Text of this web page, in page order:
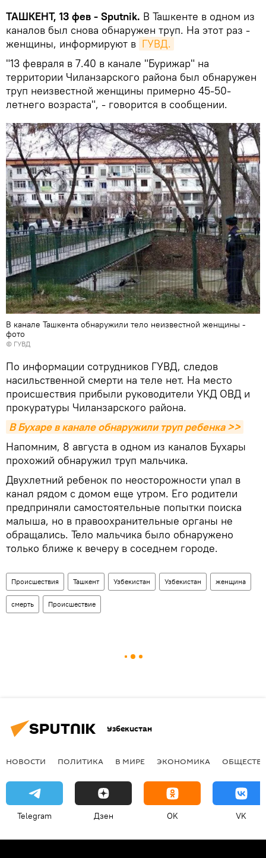
ТАШКЕНТ, 13 фев - Sputnik. В Ташкенте в одном из
каналов был снова обнаружен труп. На этот раз -
женщины, информируют в ГУВД.
"13 февраля в 7.40 в канале "Бурижар" на
территории Чиланзарского района был обнаружен
труп неизвестной женщины примерно 45-50-
летнего возраста", - говорится в сообщении.
В канале Ташкента обнаружили тело неизвестной женщины -
фото
© ГУВД
По информации сотрудников ГУВД, следов
насильственной смерти на теле нет. На место
происшествия прибыли руководители УКД ОВД и
прокуратуры Чиланзарского района.
В Бухаре в канале обнаружили труп ребенка >>
Напомним, 8 августа в одном из каналов Бухары
прохожий обнаружил труп мальчика.
Двухлетний ребенок по неосторожности упал в
канал рядом с домом еще утром. Его родители
предприняли самостоятельные попытки поиска
малыша, но в правоохранительные органы не
обращались. Тело мальчика было обнаружено
только ближе к вечеру в соседнем городе.
Происшествия Ташкент Узбекистан Узбекистан женщина
смерть Происшествие
Узбекистан
НОВОСТИ ПОЛИТИКА В МИРЕ ЭКОНОМИКА
Telegram Дзен OK VK